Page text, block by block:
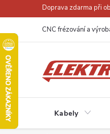
na
obsah
Doprava zdarma při
CNC frézování a
Kabely